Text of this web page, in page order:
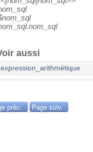
aussi
expression_arithmétique
préc. Page suiv.